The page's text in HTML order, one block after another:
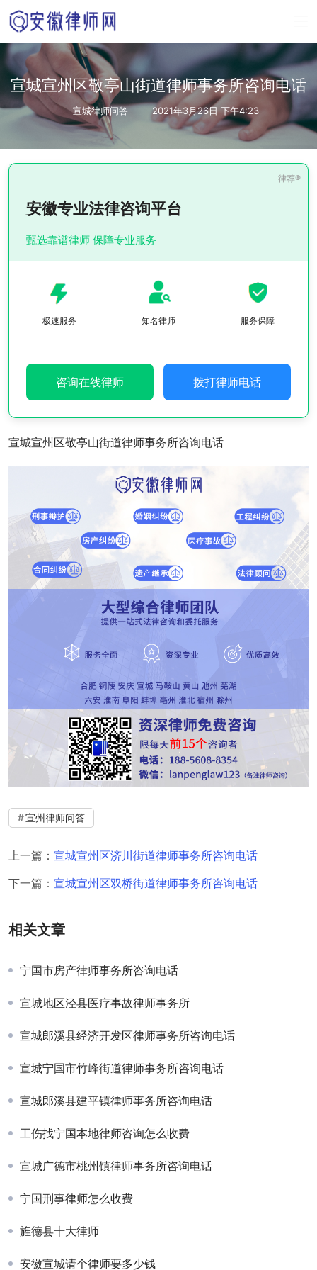
宣城宣州区敬亭山街道律师事务所咨询电话
宣城律师问答 2021年3月26日 下午4:23
安徽专业法律咨询平台
甄选靠谱律师 保障专业服务
极速服务 知名律师 服务保障
咨询在线律师 拨打律师电话
宣城宣州区敬亭山街道律师事务所咨询电话
宣州律师问答
上一篇： 宣城宣州区济川街道律师事务所咨询电话
下一篇： 宣城宣州区双桥街道律师事务所咨询电话
相关文章
宁国市房产律师事务所咨询电话
宣城地区泾县医疗事故律师事务所
宣城郎溪县经济开发区律师事务所咨询电话
宣城宁国市竹峰街道律师事务所咨询电话
宣城郎溪县建平镇律师事务所咨询电话
工伤找宁国本地律师咨询怎么收费
宣城广德市桃州镇律师事务所咨询电话
宁国刑事律师怎么收费
旌德县十大律师
安徽宣城请个律师要多少钱